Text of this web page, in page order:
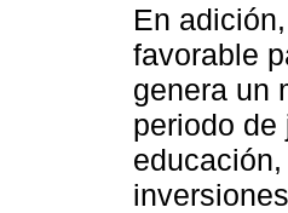
En
favorable
genera un
periodo